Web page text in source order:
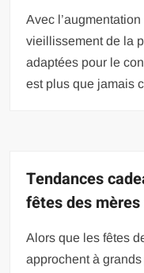
Avec
vieillissement de la
adaptées pour le
est plus que jamais
Tendances
fêtes des
Alors que les fêtes
approchent à